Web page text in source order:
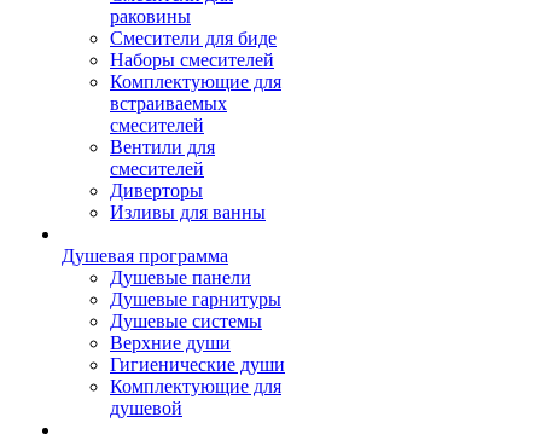
раковины
Смесители для биде
Наборы смесителей
Комплектующие для
встраиваемых
смесителей
Вентили для
смесителей
Диверторы
Изливы для ванны
Душевая программа
Душевые панели
Душевые гарнитуры
Душевые системы
Верхние души
Гигиенические души
Комплектующие для
душевой